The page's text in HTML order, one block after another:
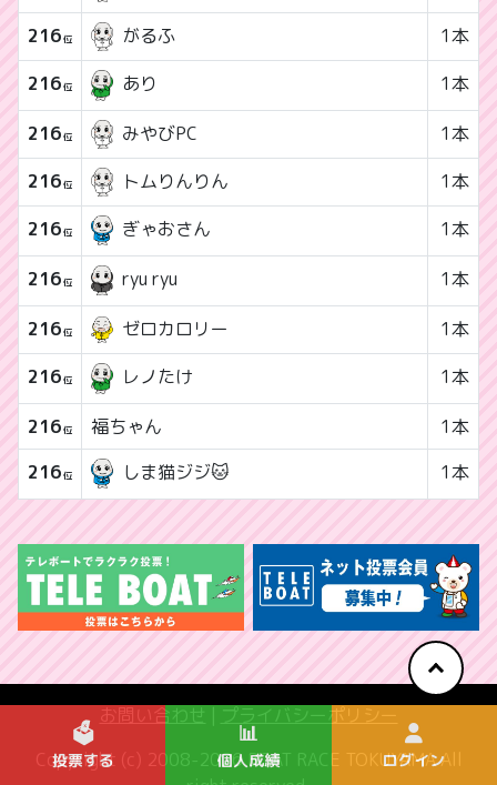
216位 がるふ
1本
216位 あり 1本
216位 みやびPC
1本
216位 トムりんりん
1本
216位 ぎゃおさん 1本
216位 ryu ryu 1本
216位 ゼロカロリー
1本
216位 レノたけ 1本
216位 福ちゃん
1本
216位 しま猫ジジ🐱 1本
お問い合わせ
プライバシーポリシー
Copyright (c) 2008-2026 BOAT RACE TOKUYAMA All
🗳️
投票する
📊
個人成績 ログイン